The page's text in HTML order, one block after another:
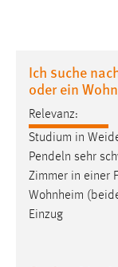
Ich suche
oder ein
Relevanz:
Studium in
Pendeln sehr
Zimmer in einer
Wohnheim
Einzug
Für
gespeichert,
Name: